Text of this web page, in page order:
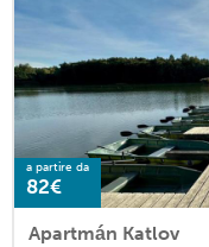
a partire da
82€
Apartmán Katlov